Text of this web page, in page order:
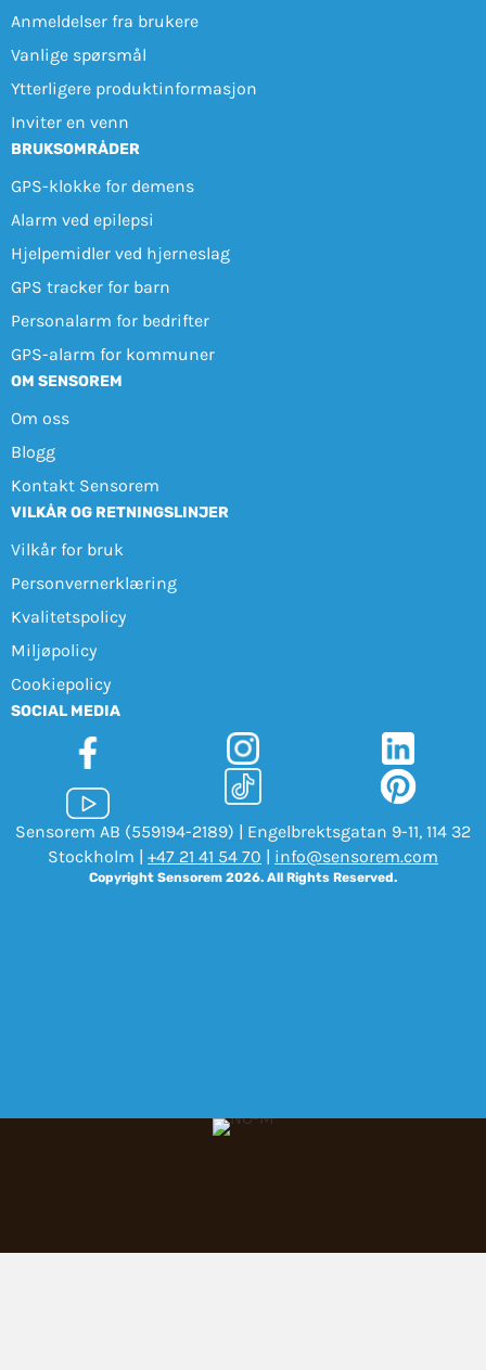
Anmeldelser fra brukere
Vanlige spørsmål
Ytterligere produktinformasjon
Inviter en venn
BRUKSOMRÅDER
GPS-klokke for demens
Alarm ved epilepsi
Hjelpemidler ved hjerneslag
GPS tracker for barn
Personalarm for bedrifter
GPS-alarm for kommuner
OM SENSOREM
Om oss
Blogg
Kontakt Sensorem
VILKÅR OG RETNINGSLINJER
Vilkår for bruk
Personvernerklæring
Kvalitetspolicy
Miljøpolicy
Cookiepolicy
SOCIAL MEDIA
Sensorem AB (559194-2189) | Engelbrektsgatan 9-11, 114 32
Stockholm | +47 21 41 54 70 info@sensorem.com
Copyright Sensorem 2026. All Rights Reserved.